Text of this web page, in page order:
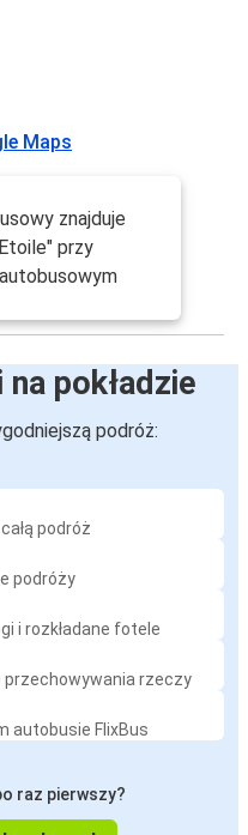
Maps
znajduje
przy
pokładzie
podróż:
podróż
podróży
i rozkładane fotele
rzeczy
autobusie FlixBus
raz pierwszy?